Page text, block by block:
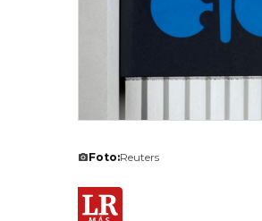
Foto:Reuters